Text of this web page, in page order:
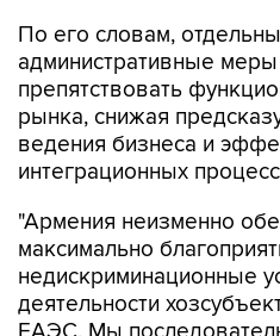
препятствовать
рынка, снижая
ведения бизнеса и
интеграционных
"Армения неизменно
недискриминационные
деятельности
ЕАЭС. Мы
что аналогичный подход